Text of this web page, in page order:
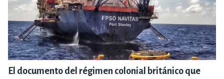
El documento del régimen colonial británico que